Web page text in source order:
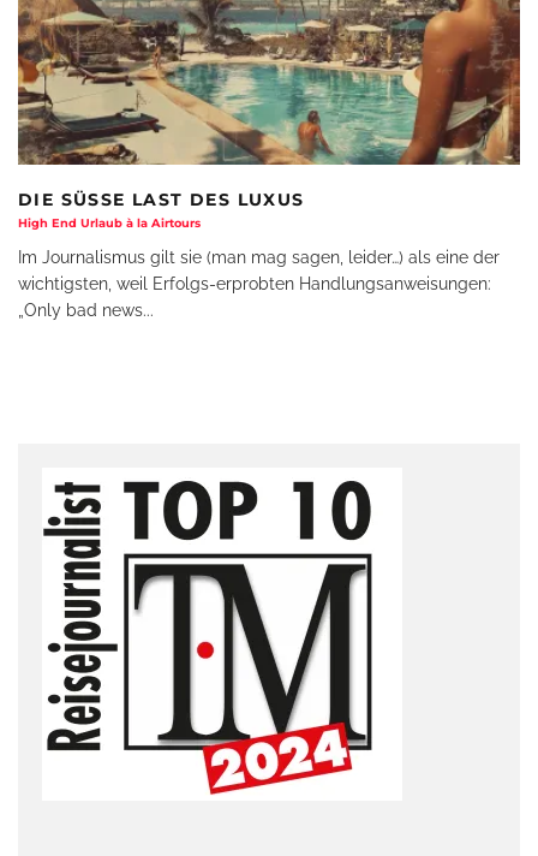
DIE SÜSSE LAST DES LUXUS
High End Urlaub à la Airtours
Im Journalismus gilt sie (man mag sagen, leider…) als eine der
wichtigsten, weil Erfolgs-erprobten Handlungsanweisungen:
„Only bad news...